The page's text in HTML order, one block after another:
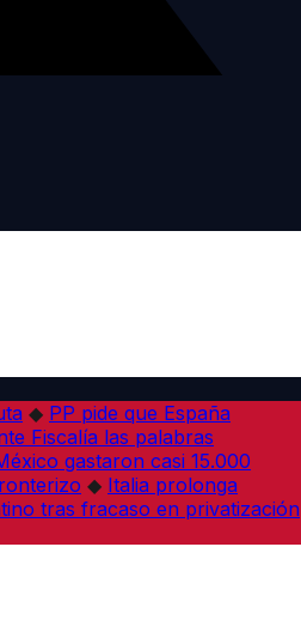
◆ PP pide que España
Fiscalía las palabras
gastaron casi 15.000
◆ Italia prolonga
tras fracaso en privatización